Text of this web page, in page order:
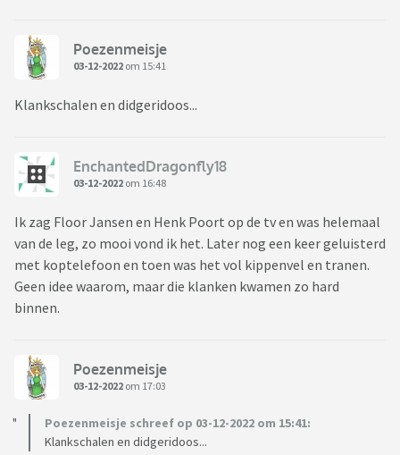
Poezenmeisje
03-12-2022 om 15:41
Klankschalen en didgeridoos...
EnchantedDragonfly18
03-12-2022 om 16:48
Ik zag Floor Jansen en Henk Poort op de tv en was helemaal
van de leg, zo mooi vond ik het. Later nog een keer geluisterd
met koptelefoon en toen was het vol kippenvel en tranen.
Geen idee waarom, maar die klanken kwamen zo hard
binnen.
Poezenmeisje
03-12-2022 om 17:03
Poezenmeisje schreef op 03-12-2022 om 15:41:
Klankschalen en didgeridoos...